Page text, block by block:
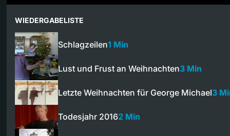
WIEDERGABELISTE
Schlagzeilen1 Min
Lust und Frust an Weihnachten3 Min
Letzte Weihnachten für George Michael3
Todesjahr 20162 Min